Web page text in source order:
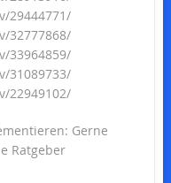
29444771/
32777868/
33964859/
31089733/
22949102/
Gerne
Ratgeber